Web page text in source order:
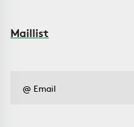
Maillist